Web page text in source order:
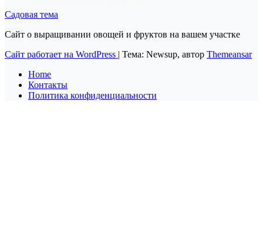
Садовая тема
Сайт о выращивании овощей и фруктов на вашем участке
Сайт работает на WordPress | Тема: Newsup, автор Themeansar
Home
Контакты
Политика конфиденциальности